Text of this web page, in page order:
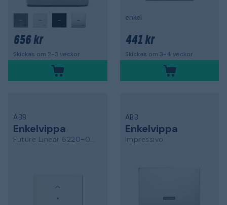
656 kr
Skickas om 2-3 veckor
enkel
441 kr
Skickas om 3-4 veckor
ABB
Enkelvippa
Future Linear 6220-0-0603
ABB
Enkelvippa
Impressivo